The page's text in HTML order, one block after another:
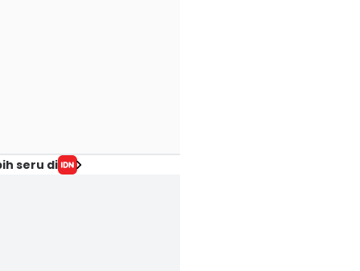
seru di